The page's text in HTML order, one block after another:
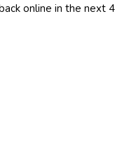
online in the next 4